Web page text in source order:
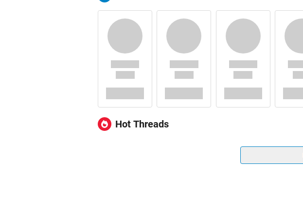
Hot Threads